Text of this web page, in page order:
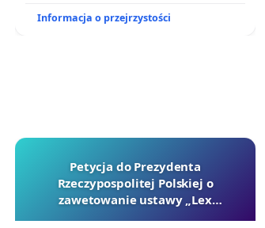
Informacja o przejrzystości
Petycja do Prezydenta
Rzeczypospolitej Polskiej o
zawetowanie ustawy „Lex